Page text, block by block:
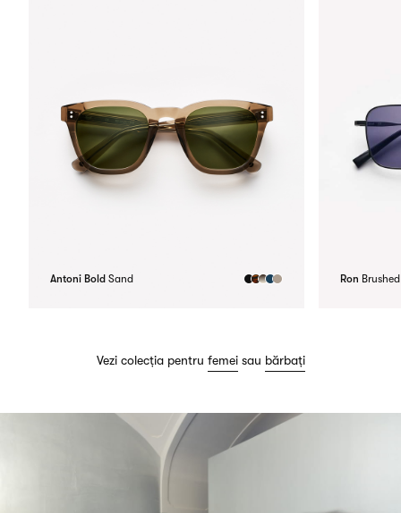
Antoni Bold Sand Ron
Vezi colecția pentru femei sau bărbați